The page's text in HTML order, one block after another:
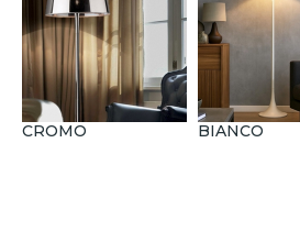
CROMO BIANCO